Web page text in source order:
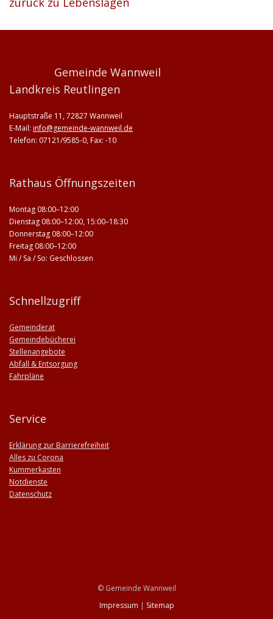
Gemeinde Wannweil
Landkreis Reutlingen
Hauptstraße 11, 72827 Wannweil
E-Mail: info@gemeinde-wannweil.de
Telefon: 07121/9585-0, Fax: -10
Rathaus Öffnungszeiten
Montag 08:00–12:00
Dienstag 08:00–12:00, 15:00–18:30
Donnerstag 08:00–12:00
Freitag 08:00–12:00
Mi / Sa / So: Geschlossen
Schnellzugriff
Gemeinderat
Gemeindebücherei
Stellenangebote
Abfall & Entsorgung
Fahrpläne
Service
Erklärung zur Barrierefreiheit
Alles zu Corona
Kummerkasten
Notdienste
Datenschutz
© Gemeinde Wannweil
Impressum | Sitemap